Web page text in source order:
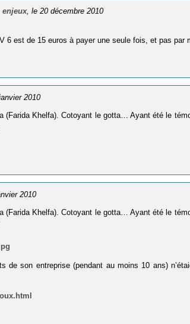
enjeux, le 20 décembre 2010
6 est de 15 euros à payer une seule fois, et pas par
2010
Khelfa). Cotoyant le gotta… Ayant été le
2010
Khelfa). Cotoyant le gotta… Ayant été le
de son entreprise (pendant au moins 10 ans)